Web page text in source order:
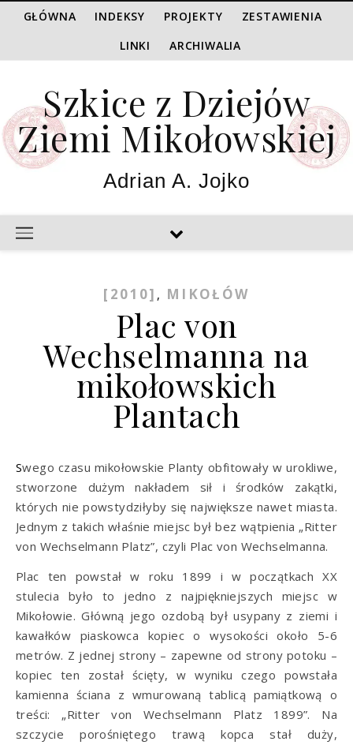
GŁÓWNA INDEKSY PROJEKTY
ZESTAWIENIA
LINKI
ARCHIWALIA
Szkice z Dziejów
Ziemi Mikołowskiej
Adrian A. Jojko
[2010] , MIKOŁÓW
Plac von
Wechselmanna na
mikołowskich
Plantach
Swego czasu mikołowskie Planty obfitowały w urokliwe,
stworzone dużym nakładem sił i środków zakątki,
których nie powstydziłyby się największe nawet miasta.
Jednym z takich właśnie miejsc był bez wątpienia „Ritter
von Wechselmann Platz”, czyli Plac von Wechselmanna.
Plac ten powstał w roku 1899 i w początkach XX
stulecia było to jedno z najpiękniejszych miejsc w
Mikołowie. Główną jego ozdobą był usypany z ziemi i
kawałków piaskowca kopiec o wysokości około 5-6
metrów. Z jednej strony – zapewne od strony potoku –
kopiec ten został ścięty, w wyniku czego powstała
kamienna ściana z wmurowaną tablicą pamiątkową o
treści: „Ritter von Wechselmann Platz 1899”. Na
szczycie porośniętego trawą kopca stał duży,